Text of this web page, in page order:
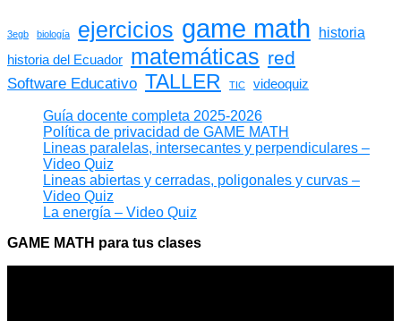
3egb biología ejercicios game math historia
historia del Ecuador matemáticas red
Software Educativo TALLER TIC videoquiz
Guía docente completa 2025-2026
Política de privacidad de GAME MATH
Lineas paralelas, intersecantes y perpendiculares –
Video Quiz
Lineas abiertas y cerradas, poligonales y curvas –
Video Quiz
La energía – Video Quiz
GAME MATH para tus clases